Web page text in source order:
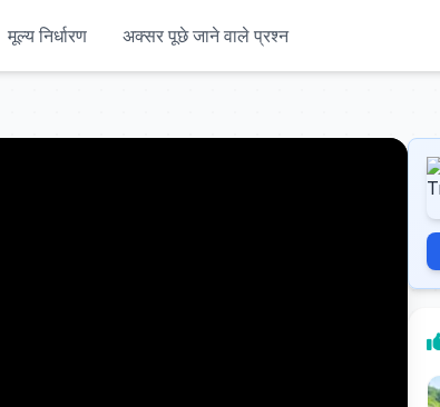
मूल्य निर्धारण अक्सर पूछे जाने वाले प्रश्न